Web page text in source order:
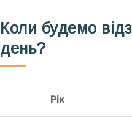
Коли будемо
день?
Рік